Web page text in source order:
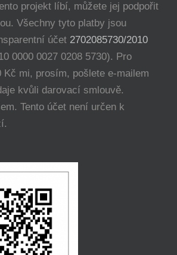
projekt líbí, můžete jej podpořit
Všechny tyto platby jsou
účet 2702085730/2010
0000 0027 0208 5730). Pro
Kč mi, prosím, pošlete e-mailem
kvůli darovací smlouvě.
Tento účet není určen k